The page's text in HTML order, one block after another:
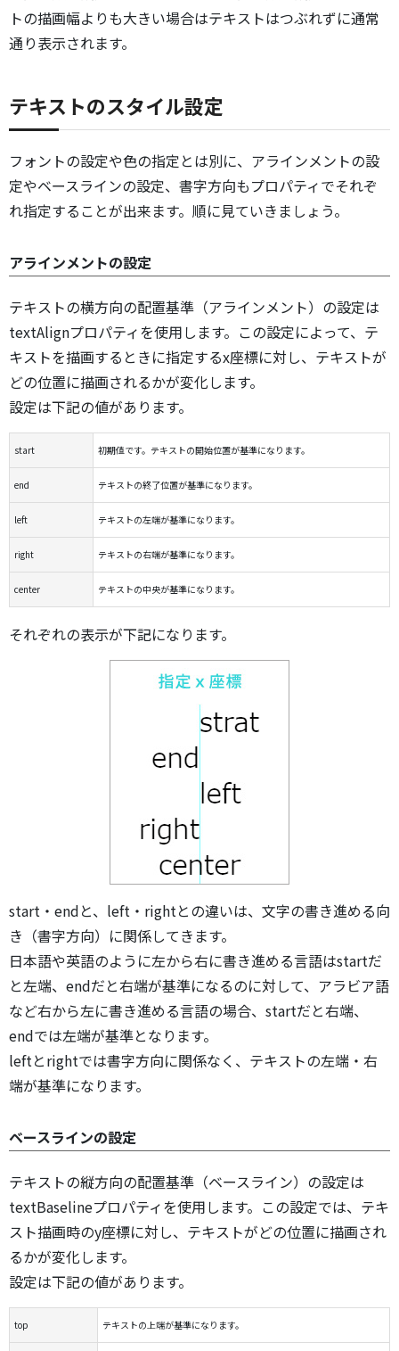
トの描画幅よりも大きい場合はテキストはつぶれずに通常
通り表示されます。
テキストのスタイル設定
フォントの設定や色の指定とは別に、アラインメントの設
定やベースラインの設定、書字方向もプロパティでそれぞ
れ指定することが出来ます。順に見ていきましょう。
アラインメントの設定
テキストの横方向の配置基準（アラインメント）の設定は
textAlignプロパティを使用します。この設定によって、テ
キストを描画するときに指定するx座標に対し、テキストが
どの位置に描画されるかが変化します。
設定は下記の値があります。
start 初期値です。テキストの開始位置が基準になります。
end テキストの終了位置が基準になります。
left テキストの左端が基準になります。
right テキストの右端が基準になります。
center テキストの中央が基準になります。
それぞれの表示が下記になります。
start・endと、left・rightとの違いは、文字の書き進める向
き（書字方向）に関係してきます。
日本語や英語のように左から右に書き進める言語はstartだ
と左端、endだと右端が基準になるのに対して、アラビア語
など右から左に書き進める言語の場合、startだと右端、
endでは左端が基準となります。
leftとrightでは書字方向に関係なく、テキストの左端・右
端が基準になります。
ベースラインの設定
テキストの縦方向の配置基準（ベースライン）の設定は
textBaselineプロパティを使用します。この設定では、テキ
スト描画時のy座標に対し、テキストがどの位置に描画され
るかが変化します。
設定は下記の値があります。
top テキストの上端が基準になります。